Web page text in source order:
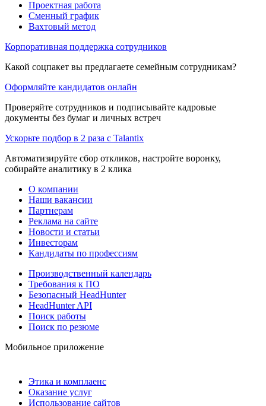
Проектная работа
Сменный график
Вахтовый метод
Корпоративная поддержка сотрудников
Какой соцпакет вы предлагаете семейным сотрудникам?
Оформляйте кандидатов онлайн
Проверяйте сотрудников и подписывайте кадровые
документы без бумаг и личных встреч
Ускорьте подбор в 2 раза с Talantix
Автоматизируйте сбор откликов, настройте воронку,
собирайте аналитику в 2 клика
О компании
Наши вакансии
Партнерам
Реклама на сайте
Новости и статьи
Инвесторам
Кандидаты по профессиям
Производственный календарь
Требования к ПО
Безопасный HeadHunter
HeadHunter API
Поиск работы
Поиск по резюме
Мобильное приложение
Этика и комплаенс
Оказание услуг
Использование сайтов